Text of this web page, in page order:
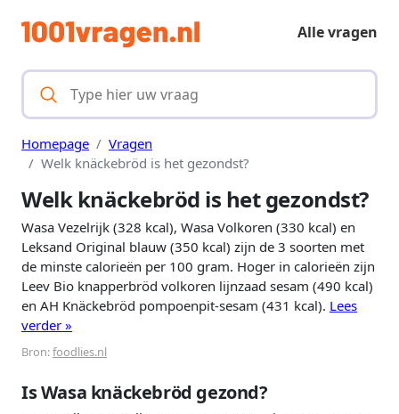
Alle vragen
Homepage
Vragen
Welk knäckebröd is het gezondst?
Welk knäckebröd is het gezondst?
Wasa Vezelrijk (328 kcal), Wasa Volkoren (330 kcal) en
Leksand Original blauw (350 kcal) zijn de 3 soorten met
de minste calorieën per 100 gram. Hoger in calorieën zijn
Leev Bio knapperbröd volkoren lijnzaad sesam (490 kcal)
en AH Knäckebröd pompoenpit-sesam (431 kcal). Lees
verder »
Bron:foodlies.nl
Is Wasa knäckebröd gezond?